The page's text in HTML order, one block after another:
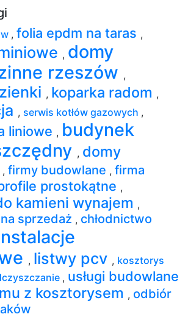
, folia epdm na taras ,
, domy
rzeszów ,
, koparka radom ,
, serwis kotłów gazowych ,
liniowe , budynek
, domy
, firmy budowlane , firma
prostokątne ,
kamieni wynajem ,
sprzedaż , chłodnictwo
, listwy pcv , kosztorys
, usługi budowlane
z kosztorysem , odbiór